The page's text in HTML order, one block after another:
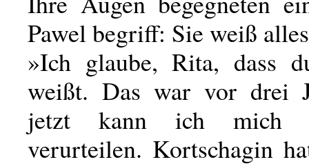
Pawel begriff: Sie weiß
»Ich glaube, Rita, dass
weißt. Das war vor drei
jetzt kann ich mich
verurteilen. Kortschagin